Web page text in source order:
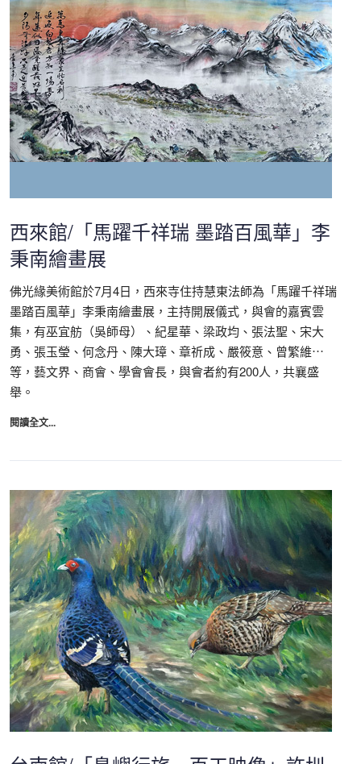
西來館/「馬躍千祥瑞 墨踏百風華」李
秉南繪畫展
佛光緣美術館於7月4日，西來寺住持慧東法師為「馬躍千祥瑞
墨踏百風華」李秉南繪畫展，主持開展儀式，與會的嘉賓雲
集，有巫宜舫（吳師母）、紀星華、梁政均、張法聖、宋大
勇、張玉瑩、何念丹、陳大璋、章祈成、嚴筱意、曾繁維⋯
等，藝文界、商會、學會會長，與會者約有200人，共襄盛
舉。
閱讀全文...